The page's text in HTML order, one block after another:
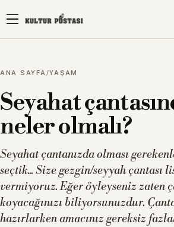
ANA SAYFA /YAŞAM
Seyahat
neler olmalı?
Seyahat çantanızda olması
seçtik... Size gezgin/seyyah çantası
vermiyoruz. Eğer öyleyseniz zaten
koyacağınızı biliyorsunuzdur.
hazırlarken amacınız gereksiz